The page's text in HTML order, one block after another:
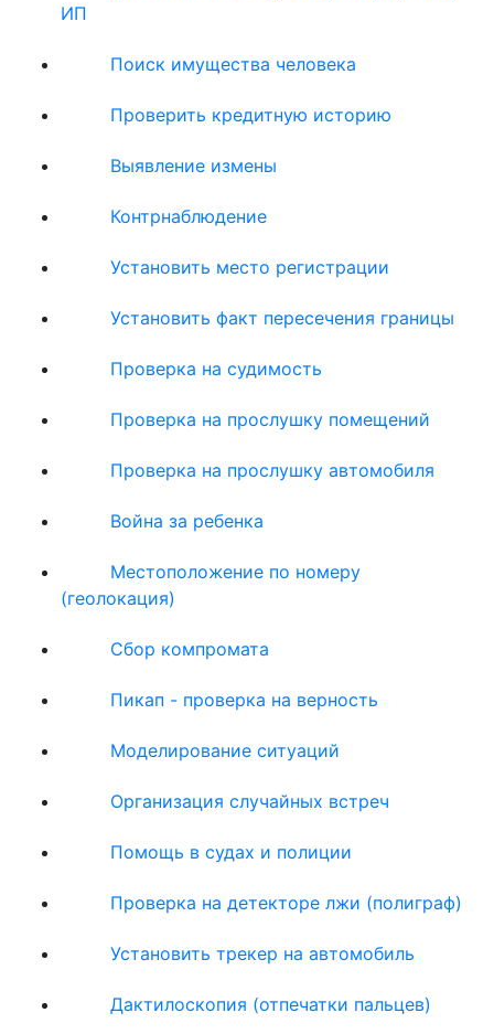
ИП
Поиск имущества человека
Проверить кредитную историю
Выявление измены
Контрнаблюдение
Установить место регистрации
Установить факт пересечения границы
Проверка на судимость
Проверка на прослушку помещений
Проверка на прослушку автомобиля
Война за ребенка
Местоположение по номеру
(геолокация)
Сбор компромата
Пикап - проверка на верность
Моделирование ситуаций
Организация случайных встреч
Помощь в судах и полиции
Проверка на детекторе лжи (полиграф)
Установить трекер на автомобиль
Дактилоскопия (отпечатки пальцев)